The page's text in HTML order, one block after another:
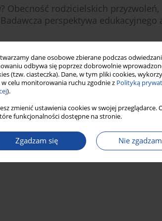
dane osobowe zbierane podczas
odbywa się poprzez dobrowolnie
(tzw. ciasteczka). Dane, w tym pliki cookies,
w celu monitorowania ruchu zgodnie z Polityką
).
zmienić ustawienia cookies w swojej
funkcjonalności dostępne na stronie.
Zgadzam się Nie
Obecność rodzicielskich przyzwoleń,
Badawcza perspektywa
253
(PDF)